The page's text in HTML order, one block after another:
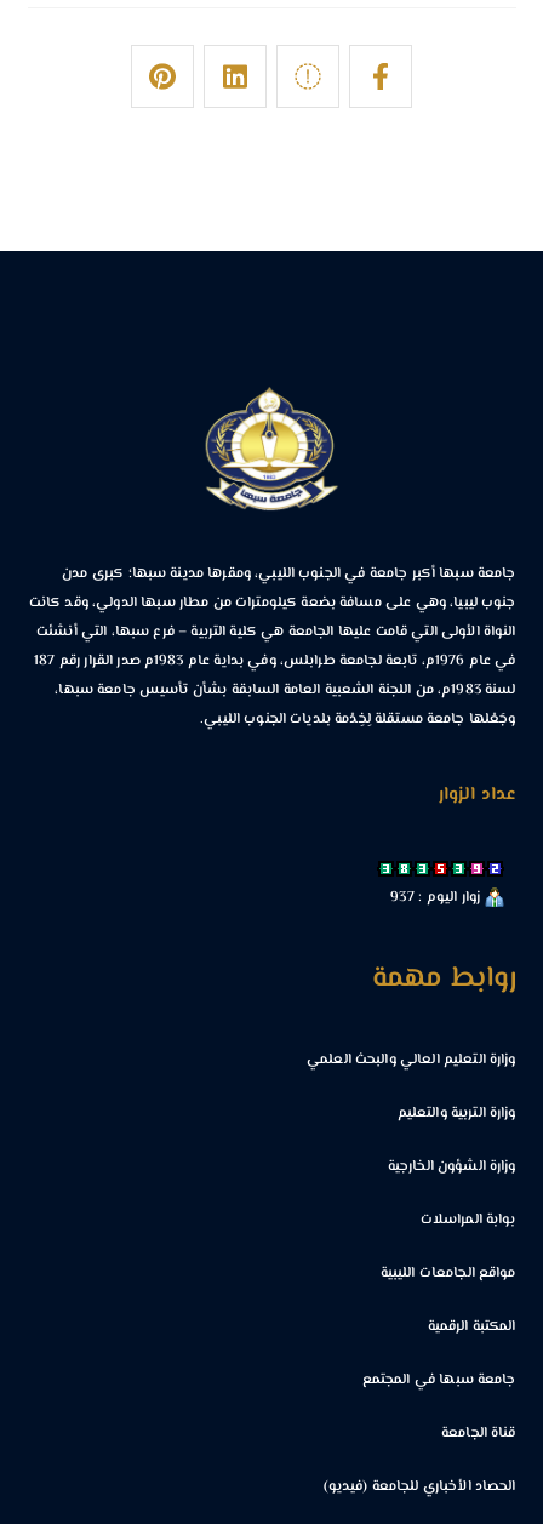
جامعة سبها أكبر جامعة في الجنوب الليبي، ومقرها مدينة سبها؛ كبرى مدن
جنوب ليبيا، وهي على مسافة بضعة كيلومترات من مطار سبها الدولي، وقد كانت
النواة الأولى التي قامت عليها الجامعة هي كلية التربية – فرع سبها، التي أنشئت
في عام 1976م، تابعة لجامعة طرابلس، وفي بداية عام 1983م صدر القرار رقم 187
لسنة 1983م، من اللجنة الشعبية العامة السابقة بشأن تأسيس جامعة سبها،
وجَعْلها جامعة مستقلة لِخِدْمة بلديات الجنوب الليبي.
عداد الزوار
زوار اليوم : 937
روابط مهمة
وزارة التعليم العالي والبحث العلمي
وزارة التربية والتعليم
وزارة الشؤون الخارجية
بوابة المراسلات
مواقع الجامعات الليبية
المكتبة الرقمية
جامعة سبها في المجتمع
قناة الجامعة
الحصاد الأخباري للجامعة (فيديو)